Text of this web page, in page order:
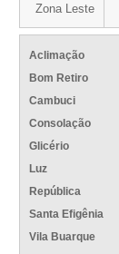
Zona Leste
Aclimação
Bom Retiro
Cambuci
Consolação
Glicério
Luz
República
Santa Efigênia
Vila Buarque